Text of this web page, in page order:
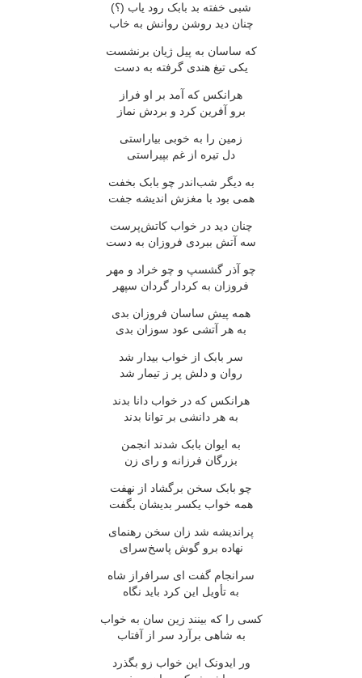
شبی خفته بد بابک رود یاب (؟)
چنان دید روشن روانش به خاب
که ساسان به پیل ژیان برنشست
یکی تیغ هندی گرفته به دست
هرانکس که آمد بر او فراز
برو آفرین کرد و بردش نماز
زمین را به خوبی بیاراستی
دل تیره از غم بپیراستی
به دیگر شب‌اندر چو بابک بخفت
همی بود با مغزش اندیشه جفت
چنان دید در خواب کاتش‌پرست
سه آتش ببردی فروزان به دست
چو آذر گشسپ و چو خراد و مهر
فروزان به کردار گردان سپهر
همه پیش ساسان فروزان بدی
به هر آتشی عود سوزان بدی
سر بابک از خواب بیدار شد
روان و دلش پر ز تیمار شد
هرانکس که در خواب دانا بدند
به هر دانشی بر توانا بدند
به ایوان بابک شدند انجمن
بزرگان فرزانه و رای زن
چو بابک سخن برگشاد از نهفت
همه خواب یکسر بدیشان بگفت
پراندیشه شد زان سخن رهنمای
نهاده برو گوش پاسخ‌سرای
سرانجام گفت ای سرافراز شاه
به تأویل این کرد باید نگاه
کسی را که بینند زین سان به خواب
به شاهی برآرد سر از آفتاب
ور ایدونک این خواب زو بگذرد